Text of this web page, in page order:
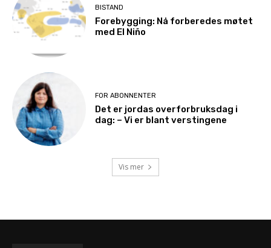
BISTAND
Forebygging: Nå forberedes møtet
med El Niño
FOR ABONNENTER
Det er jordas overforbruksdag i
dag: – Vi er blant verstingene
Vis mer